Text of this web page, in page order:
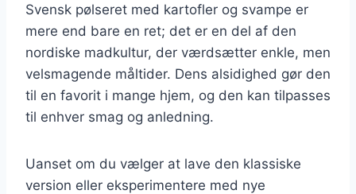
Svensk pølseret med kartofler og svampe er
mere end bare en ret; det er en del af den
nordiske madkultur, der værdsætter enkle, men
velsmagende måltider. Dens alsidighed gør den
til en favorit i mange hjem, og den kan tilpasses
til enhver smag og anledning.
Uanset om du vælger at lave den klassiske
version eller eksperimentere med nye